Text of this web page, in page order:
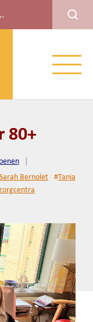
Menu
80+
Bernolet #Tanja